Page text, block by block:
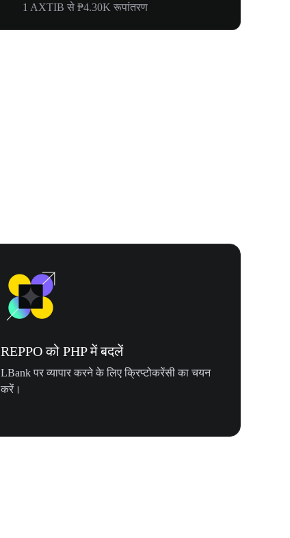
1 AXTIB से ₱4.30K रूपांतरण
REPPO को PHP में बदलें
LBank पर व्यापार करने के लिए क्रिप्टोकरेंसी का चयन
करें।